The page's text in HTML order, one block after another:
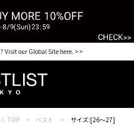
Visit our Global Site here. >>
）TOP ベスト サイズ:[26～27]